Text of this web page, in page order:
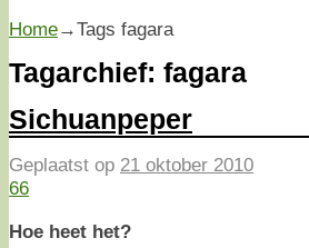
Home→Tags fagara
Tagarchief: fagara
Sichuanpeper
Geplaatst op 21 oktober 2010
66
Hoe heet het?